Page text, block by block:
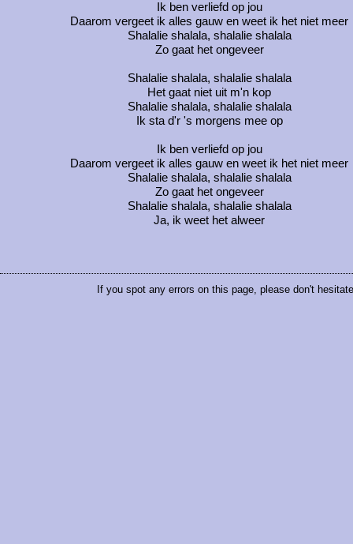
Ik ben verliefd op jou
Daarom vergeet ik alles gauw en weet ik het niet meer
Shalalie shalala, shalalie shalala
Zo gaat het ongeveer
Shalalie shalala, shalalie shalala
Het gaat niet uit m'n kop
Shalalie shalala, shalalie shalala
Ik sta d'r 's morgens mee op
Ik ben verliefd op jou
Daarom vergeet ik alles gauw en weet ik het niet meer
Shalalie shalala, shalalie shalala
Zo gaat het ongeveer
Shalalie shalala, shalalie shalala
Ja, ik weet het alweer
If you spot any errors on this page, please don't